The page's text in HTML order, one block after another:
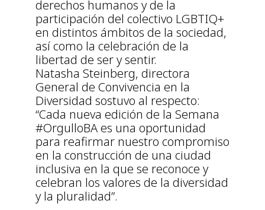
derechos humanos y de la
participación del colectivo LGBTIQ+
en distintos ámbitos de la sociedad,
así como la celebración de la
libertad de ser y sentir.
Natasha Steinberg, directora
General de Convivencia en la
Diversidad sostuvo al respecto:
“Cada nueva edición de la Semana
#OrgulloBA es una oportunidad
para reafirmar nuestro compromiso
en la construcción de una ciudad
inclusiva en la que se reconoce y
celebran los valores de la diversidad
y la pluralidad”.